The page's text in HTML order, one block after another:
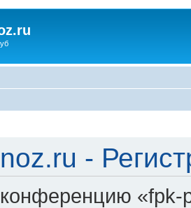
-